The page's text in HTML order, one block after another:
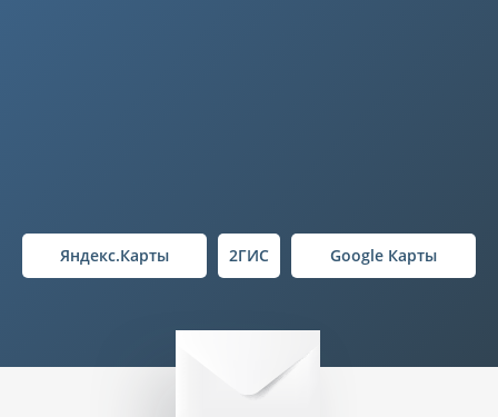
Яндекс.Карты 2ГИС Google Карты